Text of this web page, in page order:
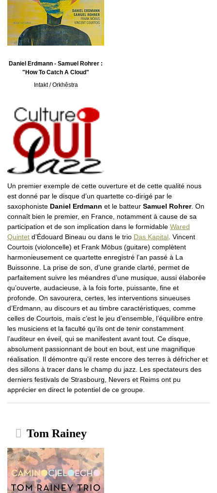
Daniel Erdmann - Samuel Rohrer :
"How To Catch A Cloud"
Intakt / Orkhêstra
Un premier exemple de cette ouverture et de cette qualité nous
est donné par le disque d’un quartette co-dirigé par le
saxophoniste Daniel Erdmann et le batteur Samuel Rohrer. On
connaît bien le premier, en France, notamment à cause de sa
participation et de son implication dans le formidable Wared
Quintet d’Édouard Bineau ou dans le trio Das Kapital . Vincent
Courtois (violoncelle) et Frank Möbus (guitare) complètent
harmonieusement ce quartette enregistré l’an passé à La
Buissonne. La prise de son, d’une grande clarté, permet de
parfaitement suivre les méandres d’une musique, aussi élaborée
qu’ouverte, audacieuse, à la fois forte, puissante, fine et
profonde. On savourera, certes, les interventions sinueuses
d’Erdmann, au discours et au timbre caractéristiques, comme
celles de Courtois, mais c’est le jeu d’ensemble, l’équilibre entre
les musiciens et la faculté qu’ils ont de tenir constamment
l’auditeur en éveil, qui se manifestent avant tout. Ce disque,
absolument passionnant de bout en bout, est une magnifique
réalisation. Il démontre qu’il reste encore des terres à défricher et
des sillons à tracer dans le champ du jazz. Les spectateurs des
derniers festivals de Strasbourg, Nevers et Reims ont pu
apprécier en direct le potentiel de ce groupe.
Tom Rainey